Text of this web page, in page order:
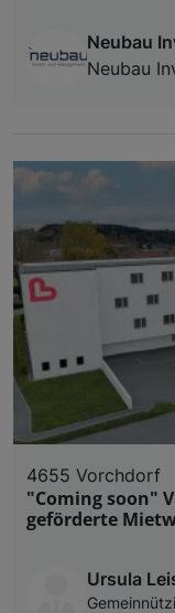
Neubau
Neubau
4655 Vorchdorf
"Coming soon"
geförderte
Ursula